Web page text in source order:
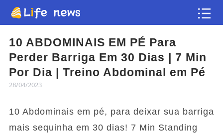
10 ABDOMINAIS EM PÉ Para
Perder Barriga Em 30 Dias | 7 Min
Por Dia | Treino Abdominal em Pé
28/04/2023
10 Abdominais em pé, para deixar sua barriga
mais sequinha em 30 dias! 7 Min Standing
Artigo
Vídeos